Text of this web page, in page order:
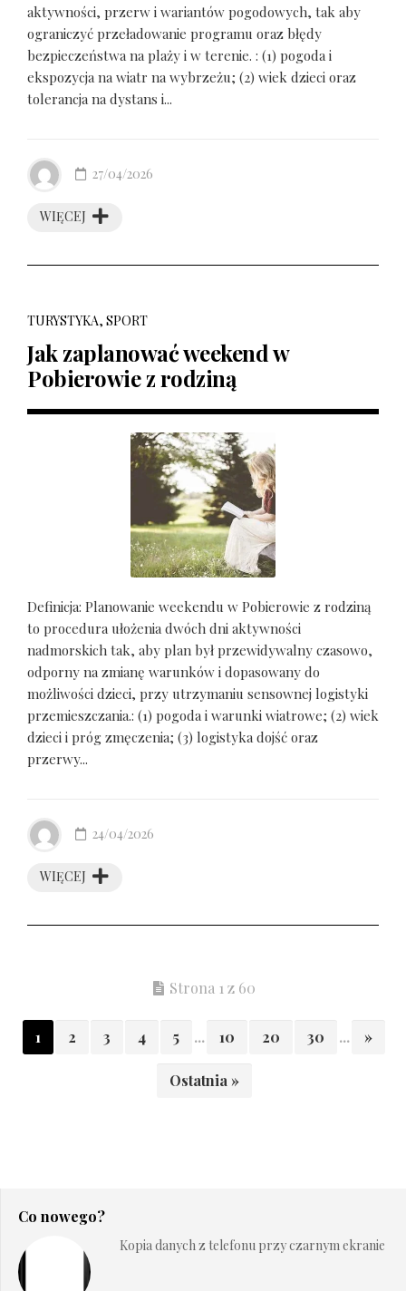
aktywności, przerw i wariantów pogodowych, tak aby
ograniczyć przeładowanie programu oraz błędy
bezpieczeństwa na plaży i w terenie. : (1) pogoda i
ekspozycja na wiatr na wybrzeżu; (2) wiek dzieci oraz
tolerancja na dystans i...
WIĘCEJ
27/04/2026
TURYSTYKA, SPORT
Jak zaplanować weekend w
Pobierowie z rodziną
Definicja: Planowanie weekendu w Pobierowie z rodziną
to procedura ułożenia dwóch dni aktywności
nadmorskich tak, aby plan był przewidywalny czasowo,
odporny na zmianę warunków i dopasowany do
możliwości dzieci, przy utrzymaniu sensownej logistyki
przemieszczania.: (1) pogoda i warunki wiatrowe; (2) wiek
dzieci i próg zmęczenia; (3) logistyka dojść oraz
przerwy...
WIĘCEJ
24/04/2026
Strona 1 z 60
1 2 3 4 5 ... 10 20 30 ... »
Ostatnia »
Co nowego?
Kopia danych z telefonu przy czarnym ekranie